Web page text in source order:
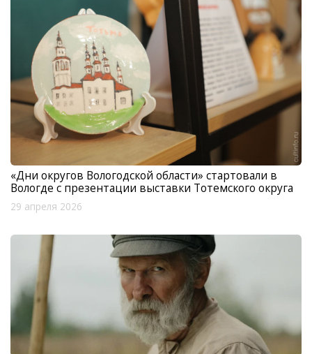
«Дни округов Вологодской области» стартовали в
Вологде с презентации выставки Тотемского округа
29 апреля 2026